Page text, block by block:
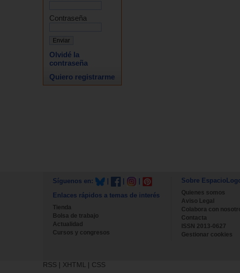
Contraseña
Olvidé la
contraseña
Quiero registrarme
Síguenos en:
Enlaces rápidos a temas de interés
Tienda
Bolsa de trabajo
Actualidad
Cursos y congresos
Sobre
Quienes somos
Aviso Legal
Colabora con
Contacta
ISSN 2013-0627
Gestionar cookies
RSS | XHTML | CSS